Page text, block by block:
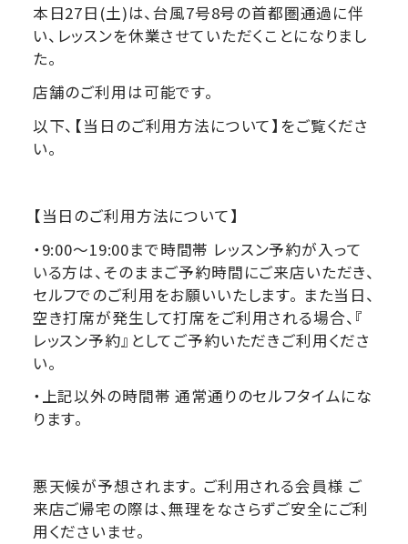
本日27日(土)は、台風7号8号の首都圏通過に伴
い、 レッスンを休業させていただくことになりまし
た。
店舗のご利用は可能です。
以下、【当日のご利用方法について】をご覧くださ
い。
【当日のご利用方法について】
・9:00〜19:00まで時間帯 レッスン予約が入って
いる方は、 そのままご予約時間にご来店いただき、
セルフでのご利用をお願いいたします。 また当日、
空き打席が発生して打席をご利用される場合、『
レッスン予約』としてご予約いただきご利用くださ
い。
・上記以外の時間帯 通常通りのセルフタイムにな
ります。
悪天候が予想されます。 ご利用される会員様 ご
来店ご帰宅の際は、無理をなさらずご安全にご利
用くださいませ。